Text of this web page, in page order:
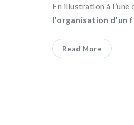
En illustration à l’une
l’organisation
Read More